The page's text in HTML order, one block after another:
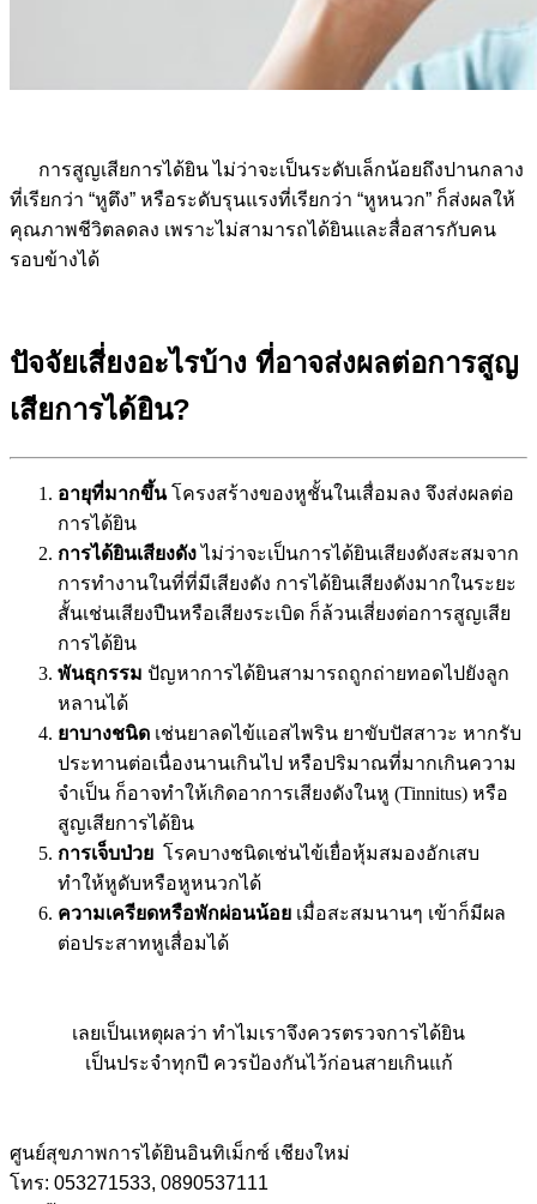
การสูญเสียการได้ยิน ไม่ว่าจะเป็นระดับเล็กน้อยถึงปานกลาง
ที่เรียกว่า “หูตึง” หรือระดับรุนแรงที่เรียกว่า “หูหนวก” ก็ส่งผลให้
คุณภาพชีวิตลดลง เพราะไม่สามารถได้ยินและสื่อสารกับคน
รอบข้างได้
ปัจจัยเสี่ยงอะไรบ้าง ที่อาจส่งผลต่อการสูญ
เสียการได้ยิน?
อายุที่มากขึ้นโครงสร้างของหูชั้นในเสื่อมลง จึงส่งผลต่อ
การได้ยิน
การได้ยินเสียงดังไม่ว่าจะเป็นการได้ยินเสียงดังสะสมจาก
การทำงานในที่ที่มีเสียงดัง การได้ยินเสียงดังมากในระยะ
สั้นเช่นเสียงปืนหรือเสียงระเบิด ก็ล้วนเสี่ยงต่อการสูญเสีย
การได้ยิน
พันธุกรรม ปัญหาการได้ยินสามารถถูกถ่ายทอดไปยังลูก
หลานได้
ยาบางชนิด เช่นยาลดไข้แอสไพริน ยาขับปัสสาวะ หากรับ
ประทานต่อเนื่องนานเกินไป หรือปริมาณที่มากเกินความ
จำเป็น ก็อาจทำให้เกิดอาการเสียงดังในหู (Tinnitus) หรือ
สูญเสียการได้ยิน
การเจ็บป่วย โรคบางชนิดเช่นไข้เยื่อหุ้มสมองอักเสบ
ทำให้หูดับหรือหูหนวกได้
ความเครียดหรือพักผ่อนน้อย เมื่อสะสมนานๆ เข้าก็มีผล
ต่อประสาทหูเสื่อมได้
เลยเป็นเหตุผลว่า ทำไมเราจึงควรตรวจการได้ยิน
เป็นประจำทุกปี ควรป้องกันไว้ก่อนสายเกินแก้
ศูนย์สุขภาพการได้ยินอินทิเม็กซ์ เชียงใหม่
โทร: 053271533, 0890537111